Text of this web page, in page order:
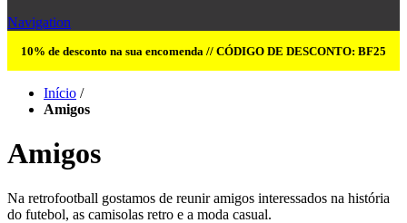
Navigation
10% de desconto na sua encomenda // CÓDIGO DE DESCONTO: BF25
Início /
Amigos
Amigos
Na retrofootball gostamos de reunir amigos interessados na história
do futebol, as camisolas retro e a moda casual.